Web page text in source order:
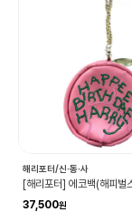
해리포터/신·동·사
[해리포터] 에코백(해피벌
37,500